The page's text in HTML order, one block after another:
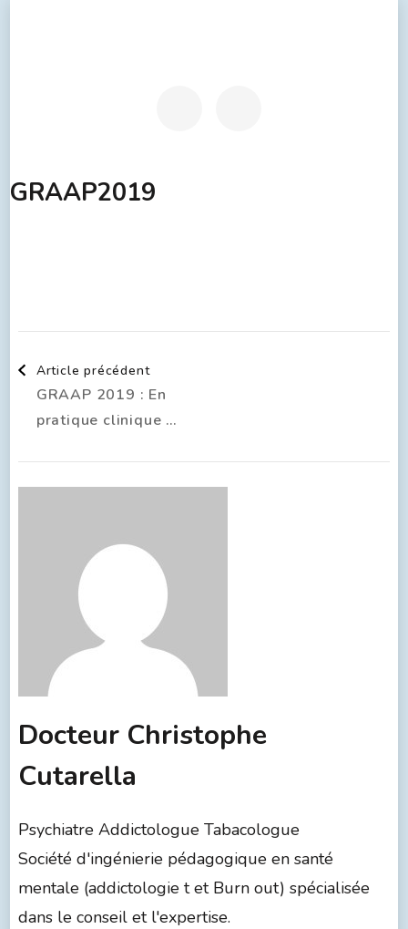
GRAAP2019
Article précédent
GRAAP 2019 : En
pratique clinique …
Docteur Christophe
Cutarella
Psychiatre Addictologue Tabacologue
Société d'ingénierie pédagogique en santé
mentale (addictologie t et Burn out) spécialisée
dans le conseil et l'expertise.